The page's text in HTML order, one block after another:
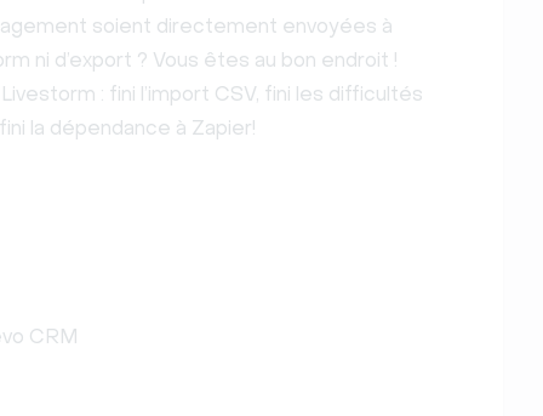
soient directement envoyées à
ni d’export ? Vous êtes au bon endroit !
: fini l’import CSV, fini les difficultés
la dépendance à Zapier!
CRM